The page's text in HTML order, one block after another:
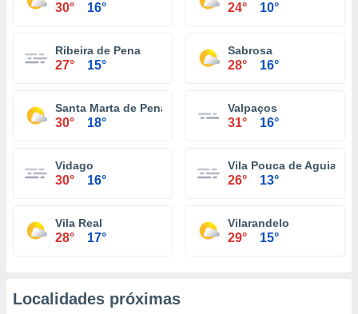
30° 16° 24° 10°
Ribeira de Pena
27° 15°
Sabrosa
28° 16°
Santa Marta de Penaguião
30° 18°
Valpaços
31° 16°
Vidago
30° 16°
Vila Pouca de Aguiar
26° 13°
Vila Real
28° 17°
Vilarandelo
29° 15°
Localidades próximas